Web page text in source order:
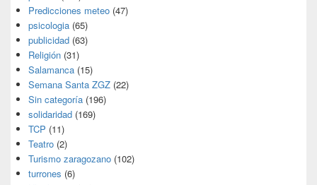
Predicciones meteo (47)
psicologia (65)
publicidad (63)
Religión (31)
Salamanca (15)
Semana Santa ZGZ (22)
Sin categoría (196)
solidaridad (169)
TCP (11)
Teatro (2)
Turismo zaragozano (102)
turrones (6)